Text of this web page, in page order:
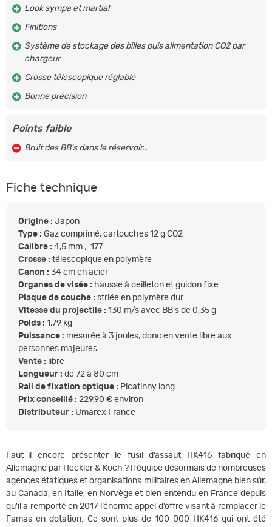
Look sympa et martial
Finitions
Système de stockage des billes puis alimentation CO2 par
chargeur
Crosse télescopique réglable
Bonne précision
Points faible
Bruit des BB's dans le réservoir…
Fiche technique
Origine : Japon
Type : Gaz comprimé, cartouches 12 g CO2
Calibre : 4,5 mm ; .177
Crosse : télescopique en polymère
Canon : 34 cm en acier
Organes de visée : hausse à oeilleton et guidon fixe
Plaque de couche : striée en polymère dur
Vitesse du projectile : 130 m/s avec BB's de 0,35 g
Poids : 1,79 kg
Puissance : mesurée à 3 joules, donc en vente libre aux
personnes majeures.
Vente : libre
Longueur : de 72 à 80 cm
Rail de fixation optique : Picatinny long
Prix conseillé : 229,90 € environ
Distributeur : Umarex France
Faut-il encore présenter le fusil d’assaut HK416 fabriqué en
Allemagne par Heckler & Koch ? Il équipe désormais de nombreuses
agences étatiques et organisations militaires en Allemagne bien sûr,
au Canada, en Italie, en Norvège et bien entendu en France depuis
qu’il a remporté en 2017 l’énorme appel d’offre visant à remplacer le
Famas en dotation. Ce sont plus de 100 000 HK416 qui ont été